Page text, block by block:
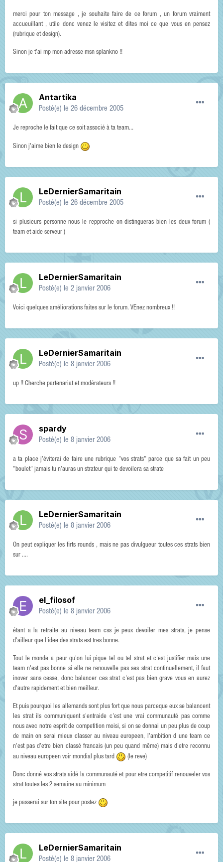
merci pour ton message , je souhaite faire de ce forum , un forum vraiment
accueuillant , utile donc venez le visitez et dites moi ce que vous en pensez
(rubrique et design).
Sinon je t'ai mp mon adresse msn splankno !!
Antartika
Posté(e) le 26 décembre 2005
Je reproche le fait que ce soit associé à ta team...
Sinon j'aime bien le design
LeDernierSamaritain
Posté(e) le 26 décembre 2005
si plusieurs personne nous le repproche on distingueras bien les deux forum (
team et aide serveur )
LeDernierSamaritain
Posté(e) le 2 janvier 2006
Voici quelques améliorations faites sur le forum. VEnez nombreux !!
LeDernierSamaritain
Posté(e) le 8 janvier 2006
up !! Cherche partenariat et modérateurs !!
spardy
Posté(e) le 8 janvier 2006
a ta place j'éviterai de faire une rubrique "vos strats" parce que sa fait un peu
"boulet" jamais tu n'auras un strateur qui te devoilera sa strate
LeDernierSamaritain
Posté(e) le 8 janvier 2006
On peut expliquer les firts rounds , mais ne pas divulgueur toutes ces strats bien
sur ....
el_filosof
Posté(e) le 8 janvier 2006
étant a la retraite au niveau team css je peux devoiler mes strats, je pense
d'ailleur que l'idee des strats est tres bonne.
Tout le monde a peur qu'on lui pique tel ou tel strat et c'est justifier mais une
team n'est pas bonne si elle ne renouvelle pas ses strat continuellement, il faut
inover sans cesse, donc balancer ces strat c'est pas bien grave vous en aurez
d'autre rapidement et bien meilleur.
Et puis pourquoi les allemands sont plus fort que nous parceque eux se balancent
les strat ils communiquent s'entraide c'est une vrai communauté pas comme
nous avec notre esprit de competition moisi, si on se donnai un peu plus de coup
de main on serai mieux classer au niveau europeen, l'ambition d une team ce
n'est pas d'etre bien classé francais (un peu quand même) mais d'etre reconnu
au niveau europeen voir mondial plus tard
(le reve)
Donc donné vos strats aidé la communauté et pour etre competitif renouveler vos
strat toutes les 2 semaine au minimum
je passerai sur ton site pour postez
LeDernierSamaritain
Posté(e) le 8 janvier 2006